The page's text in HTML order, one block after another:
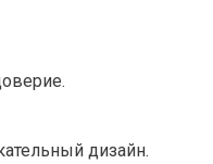
дизайн.